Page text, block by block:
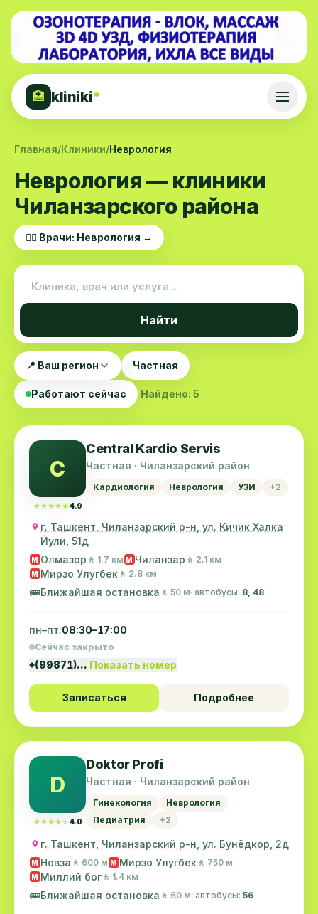
🏥 kliniki*
Главная/Клиники/Неврология
Неврология — клиники
Чиланзарского района
👨‍⚕️ Врачи: Неврология →
Найти
📍 Ваш регион Частная
Работают сейчас Найдено: 5
C
★★★★★
★★★★★4.9
Central Kardio Servis
Частная · Чиланзарский район
Кардиология Неврология УЗИ +2
г. Ташкент, Чиланзарский р-н, ул. Кичик Халка
Йули, 51д
M Олмазор 🚶 1.7 км M Чиланзар 🚶 2.1 км
M Мирзо Улугбек 🚶 2.8 км
🚌Ближайшая остановка 🚶 50 м· автобусы: 8, 48
пн–пт:08:30–17:00
Сейчас закрыто
+(99871)… Показать номер
Записаться Подробнее
D
★★★★★
★★★★★ 4.0
Doktor Profi
Частная · Чиланзарский район
Гинекология
Неврология
Педиатрия
+2
г. Ташкент, Чиланзарский р-н, ул. Бунёдкор, 2д
M Новза 🚶 600 м M Мирзо Улугбек 🚶 750 м
M Миллий бог 🚶 1.4 км
🚌Ближайшая остановка 🚶 60 м· автобусы: 56